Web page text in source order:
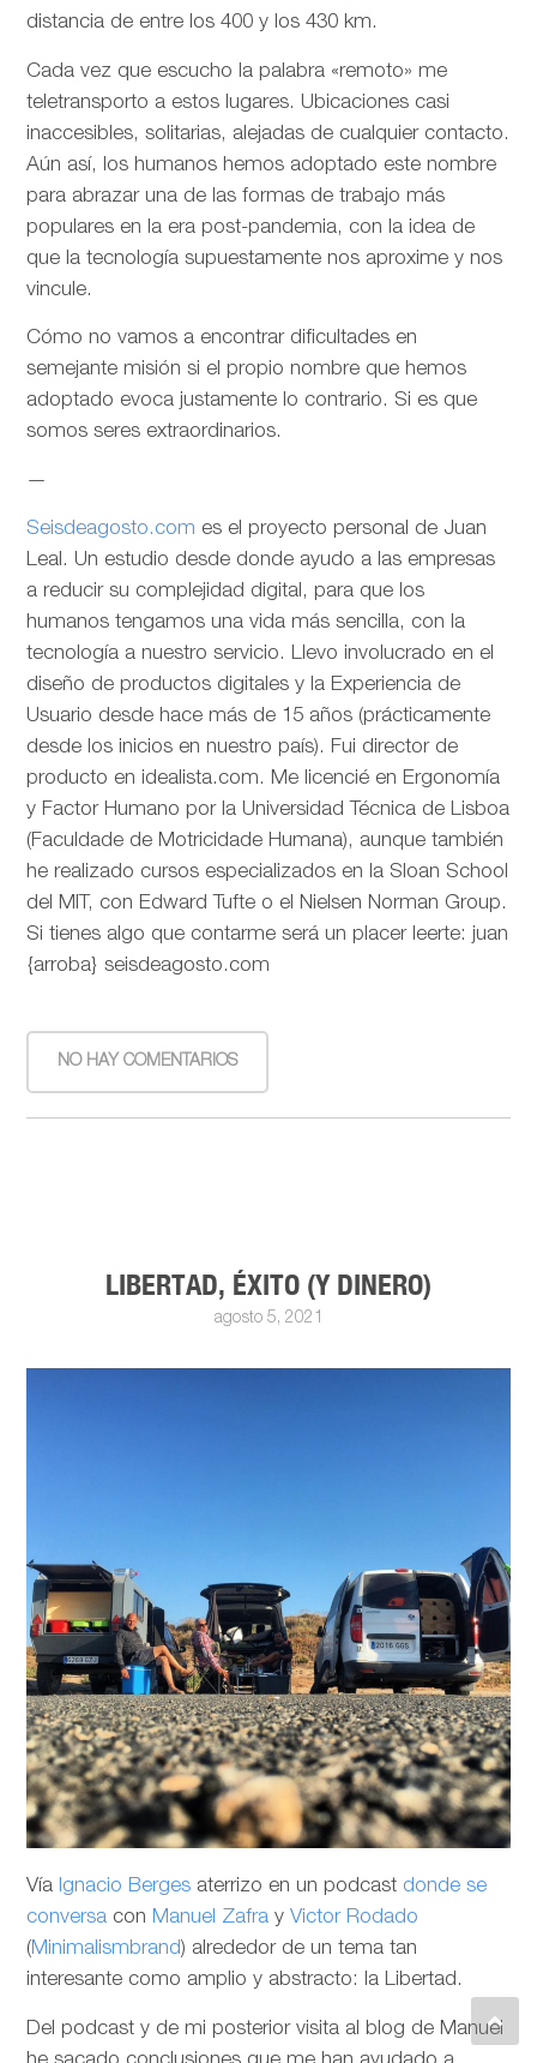
distancia de entre los 400 y los 430 km.
Cada vez que escucho la palabra «remoto» me
teletransporto a estos lugares. Ubicaciones casi
inaccesibles, solitarias, alejadas de cualquier contacto.
Aún así, los humanos hemos adoptado este nombre
para abrazar una de las formas de trabajo más
populares en la era post-pandemia, con la idea de
que la tecnología supuestamente nos aproxime y nos
vincule.
Cómo no vamos a encontrar dificultades en
semejante misión si el propio nombre que hemos
adoptado evoca justamente lo contrario. Si es que
somos seres extraordinarios.
—
Seisdeagosto.com es el proyecto personal de Juan
Leal. Un estudio desde donde ayudo a las empresas
a reducir su complejidad digital, para que los
humanos tengamos una vida más sencilla, con la
tecnología a nuestro servicio. Llevo involucrado en el
diseño de productos digitales y la Experiencia de
Usuario desde hace más de 15 años (prácticamente
desde los inicios en nuestro país). Fui director de
producto en idealista.com. Me licencié en Ergonomía
y Factor Humano por la Universidad Técnica de Lisboa
(Faculdade de Motricidade Humana), aunque también
he realizado cursos especializados en la Sloan School
del MIT, con Edward Tufte o el Nielsen Norman Group.
Si tienes algo que contarme será un placer leerte: juan
{arroba} seisdeagosto.com
NO HAY COMENTARIOS
LIBERTAD, ÉXITO (Y DINERO)
agosto 5, 2021
Vía Ignacio Berges aterrizo en un podcast donde se
conversa con Manuel Zafra y Victor Rodado
(Minimalismbrand) alrededor de un tema tan
interesante como amplio y abstracto: la Libertad.
Del podcast y de mi posterior visita al blog de Manuel